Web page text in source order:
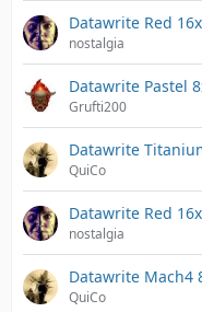
Datawrite Red
nostalgia
Datawrite Pastel
Grufti200
Datawrite
QuiCo
Datawrite Red
nostalgia
Datawrite Mach4
QuiCo